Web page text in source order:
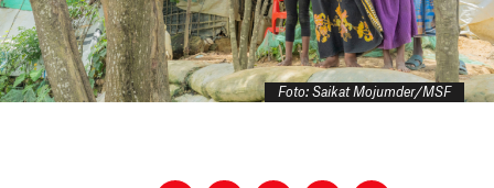
Foto: Saikat Mojumder/MSF